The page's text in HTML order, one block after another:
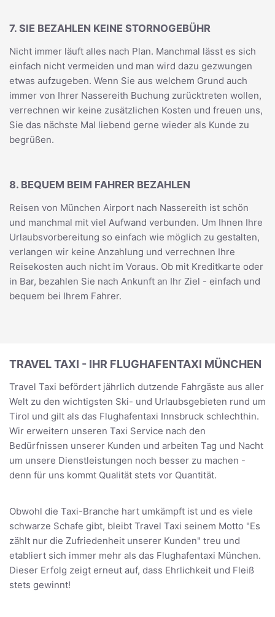
7. SIE BEZAHLEN KEINE STORNOGEBÜHR
Nicht immer läuft alles nach Plan. Manchmal lässt es sich
einfach nicht vermeiden und man wird dazu gezwungen
etwas aufzugeben. Wenn Sie aus welchem Grund auch
immer von Ihrer Nassereith Buchung zurücktreten wollen,
verrechnen wir keine zusätzlichen Kosten und freuen uns,
Sie das nächste Mal liebend gerne wieder als Kunde zu
begrüßen.
8. BEQUEM BEIM FAHRER BEZAHLEN
Reisen von München Airport nach Nassereith ist schön
und manchmal mit viel Aufwand verbunden. Um Ihnen Ihre
Urlaubsvorbereitung so einfach wie möglich zu gestalten,
verlangen wir keine Anzahlung und verrechnen Ihre
Reisekosten auch nicht im Voraus. Ob mit Kreditkarte oder
in Bar, bezahlen Sie nach Ankunft an Ihr Ziel - einfach und
bequem bei Ihrem Fahrer.
TRAVEL TAXI - IHR FLUGHAFENTAXI MÜNCHEN
Travel Taxi befördert jährlich dutzende Fahrgäste aus aller
Welt zu den wichtigsten Ski- und Urlaubsgebieten rund um
Tirol und gilt als das Flughafentaxi Innsbruck schlechthin.
Wir erweitern unseren Taxi Service nach den
Bedürfnissen unserer Kunden und arbeiten Tag und Nacht
um unsere Dienstleistungen noch besser zu machen -
denn für uns kommt Qualität stets vor Quantität.
Obwohl die Taxi-Branche hart umkämpft ist und es viele
schwarze Schafe gibt, bleibt Travel Taxi seinem Motto "Es
zählt nur die Zufriedenheit unserer Kunden" treu und
etabliert sich immer mehr als das Flughafentaxi München.
Dieser Erfolg zeigt erneut auf, dass Ehrlichkeit und Fleiß
stets gewinnt!